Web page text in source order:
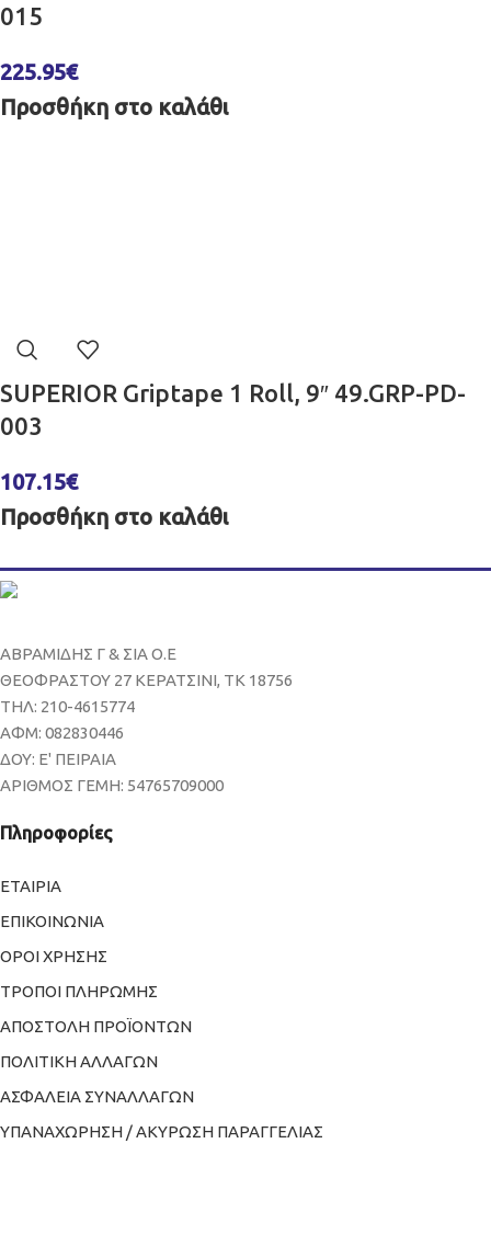
015
225.95€
Προσθήκη στο καλάθι
SUPERIOR Griptape 1 Roll, 9″ 49.GRP-PD-
003
107.15€
Προσθήκη στο καλάθι
ΑΒΡΑΜΙΔΗΣ Γ & ΣΙΑ Ο.Ε
ΘΕΟΦΡΑΣΤΟΥ 27 ΚΕΡΑΤΣΙΝΙ, ΤΚ 18756
ΤΗΛ: 210-4615774
ΑΦΜ: 082830446
ΔΟΥ: Ε' ΠΕΙΡΑΙΑ
ΑΡΙΘΜΟΣ ΓΕΜΗ: 54765709000
Πληροφορίες
ΕΤΑΙΡΙΑ
ΕΠΙΚΟΙΝΩΝΙΑ
ΟΡΟΙ ΧΡΗΣΗΣ
ΤΡΟΠΟΙ ΠΛΗΡΩΜΗΣ
ΑΠΟΣΤΟΛΗ ΠΡΟΪΟΝΤΩΝ
ΠΟΛΙΤΙΚΗ ΑΛΛΑΓΩΝ
ΑΣΦΑΛΕΙΑ ΣΥΝΑΛΛΑΓΩΝ
ΥΠΑΝΑΧΩΡΗΣΗ / ΑΚΥΡΩΣΗ ΠΑΡΑΓΓΕΛΙΑΣ